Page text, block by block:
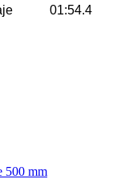
01:54.4
500 mm